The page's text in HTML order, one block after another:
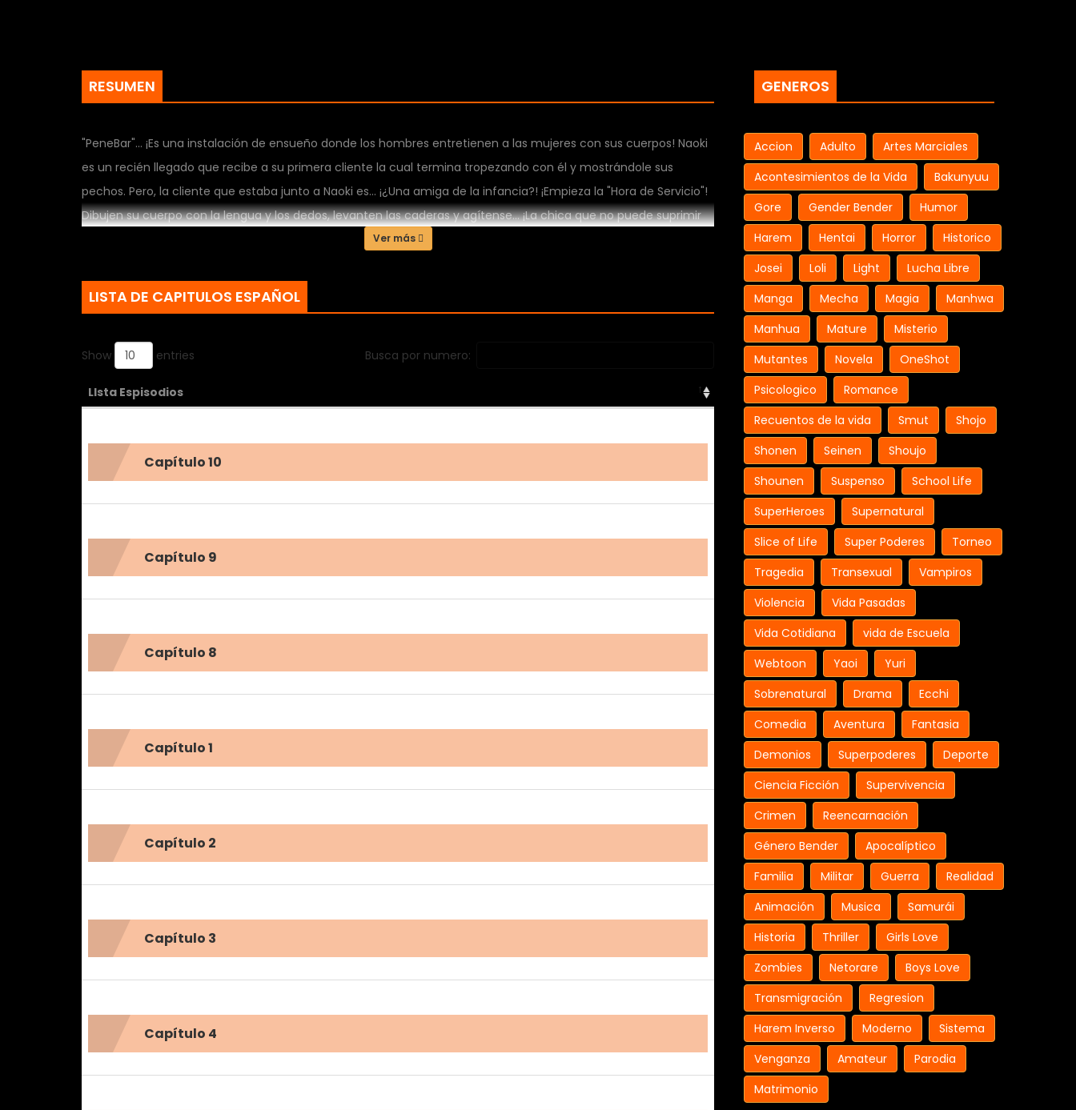
RESUMEN
"PeneBar"... ¡Es una instalación de ensueño donde los hombres entretienen a las mujeres con sus cuerpos! Naoki
es un recién llegado que recibe a su primera cliente la cual termina tropezando con él y mostrándole sus
pechos. Pero, la cliente que estaba junto a Naoki es... ¡¿Una amiga de la infancia?! ¡Empieza la "Hora de Servicio"!
Dibujen su cuerpo con la lengua y los dedos, levanten las caderas y agítense... ¡La chica que no puede suprimir
su dulce voz es muy erótica, y no puede soportarlo más!
Ver más
LISTA DE CAPITULOS ESPAÑOL
Show entries Busca por numero:
LIsta Espisodios
Capítulo 10
Capítulo 9
Capítulo 8
Capítulo 1
Capítulo 2
Capítulo 3
Capítulo 4
GENEROS
Accion Adulto
Artes Marciales
Acontesimientos de la Vida
Bakunyuu
Gore
Gender Bender
Humor
Harem
Hentai Horror
Historico
Josei
Loli Light
Lucha Libre
Manga
Mecha Magia
Manhwa
Manhua
Mature
Misterio
Mutantes
Novela
OneShot
Psicologico
Romance
Recuentos de la vida
Smut
Shojo
Shonen
Seinen
Shoujo
Shounen
Suspenso
School Life
SuperHeroes
Supernatural
Slice of Life
Super Poderes
Torneo
Tragedia
Transexual
Vampiros
Violencia
Vida Pasadas
Vida Cotidiana
vida de Escuela
Webtoon
Yaoi
Yuri
Sobrenatural
Drama
Ecchi
Comedia
Aventura
Fantasia
Demonios
Superpoderes
Deporte
Ciencia Ficción
Supervivencia
Crimen
Reencarnación
Género Bender
Apocalíptico
Familia
Militar Guerra
Realidad
Animación
Musica
Samurái
Historia
Thriller
Girls Love
Zombies
Netorare
Boys Love
Transmigración
Regresion
Harem Inverso
Moderno
Sistema
Venganza
Amateur
Parodia
Matrimonio